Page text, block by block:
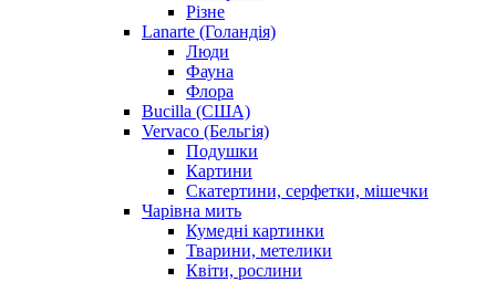
Різне
Lanarte (Голандія)
Люди
Фауна
Флора
Bucilla (США)
Vervaco (Бельгія)
Подушки
Картини
Скатертини, серфетки, мішечки
Чарiвна мить
Кумедні картинки
Тварини, метелики
Квіти, рослини